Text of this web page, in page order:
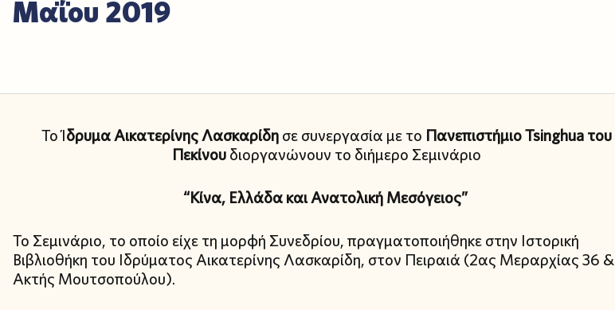
Μαΐου 2019
Το Ίδρυμα Αικατερίνης Λασκαρίδησε συνεργασία με το Πανεπιστήμιο Tsinghua του
Πεκίνουδιοργανώνουν το διήμερο Σεμινάριο
“Κίνα, Ελλάδα και Ανατολική Μεσόγειος”
Το Σεμινάριο, το οποίο είχε τη μορφή Συνεδρίου, πραγματοποιήθηκε στην Ιστορική
Βιβλιοθήκη του Ιδρύματος Αικατερίνης Λασκαρίδη, στον Πειραιά (2ας Μεραρχίας 36 &
Ακτής Μουτσοπούλου).